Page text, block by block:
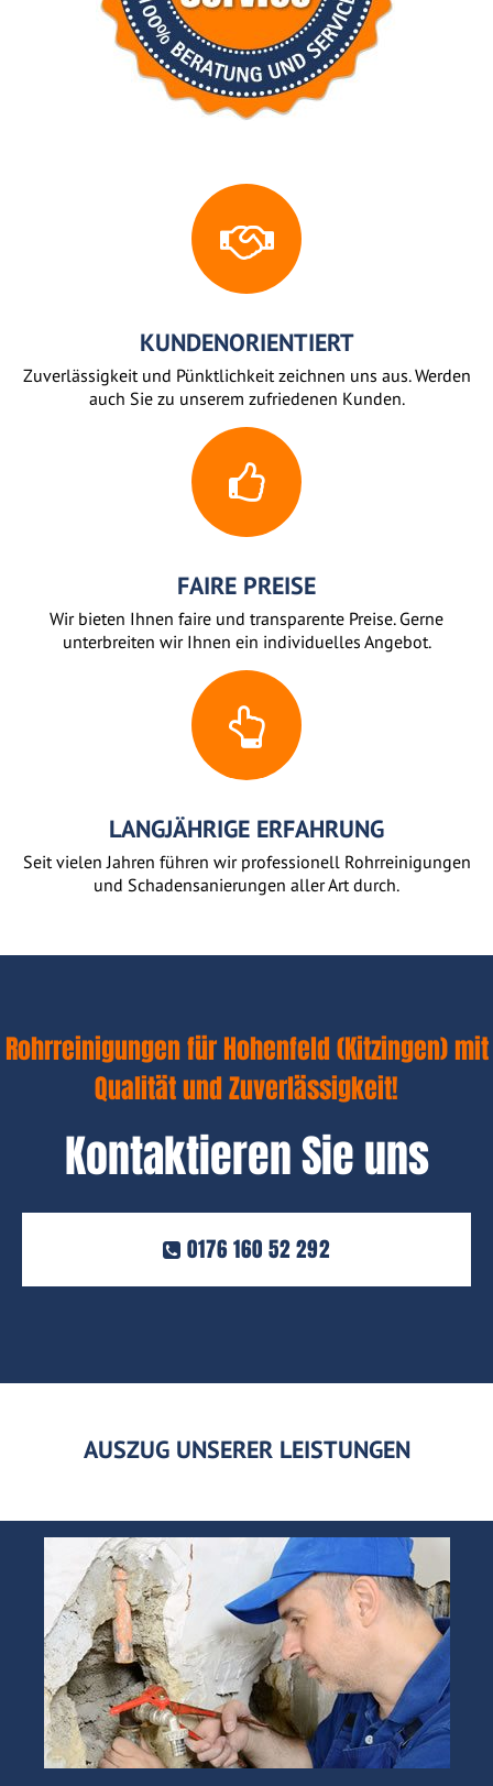
KUNDENORIENTIERT
Zuverlässigkeit und Pünktlichkeit zeichnen uns aus. Werden
auch Sie zu unserem zufriedenen Kunden.
FAIRE PREISE
Wir bieten Ihnen faire und transparente Preise. Gerne
unterbreiten wir Ihnen ein individuelles Angebot.
LANGJÄHRIGE ERFAHRUNG
Seit vielen Jahren führen wir professionell Rohrreinigungen
und Schadensanierungen aller Art durch.
Rohrreinigungen für Hohenfeld (Kitzingen) mit
Qualität und Zuverlässigkeit!
Kontaktieren Sie uns
0176 160 52 292
AUSZUG UNSERER LEISTUNGEN